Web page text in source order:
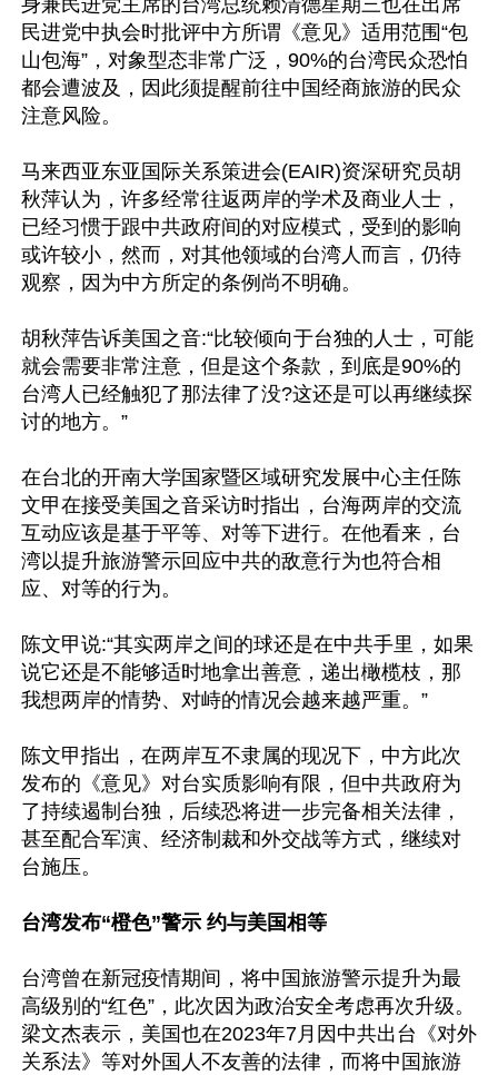
身兼民进党主席的台湾总统赖清德星期三也在出席
民进党中执会时批评中方所谓《意见》适用范围“包
山包海”，对象型态非常广泛，90%的台湾民众恐怕
都会遭波及，因此须提醒前往中国经商旅游的民众
注意风险。
马来西亚东亚国际关系策进会(EAIR)资深研究员胡
秋萍认为，许多经常往返两岸的学术及商业人士，
已经习惯于跟中共政府间的对应模式，受到的影响
或许较小，然而，对其他领域的台湾人而言，仍待
观察，因为中方所定的条例尚不明确。
胡秋萍告诉美国之音:“比较倾向于台独的人士，可能
就会需要非常注意，但是这个条款，到底是90%的
台湾人已经触犯了那法律了没?这还是可以再继续探
讨的地方。”
在台北的开南大学国家暨区域研究发展中心主任陈
文甲在接受美国之音采访时指出，台海两岸的交流
互动应该是基于平等、对等下进行。在他看来，台
湾以提升旅游警示回应中共的敌意行为也符合相
应、对等的行为。
陈文甲说:“其实两岸之间的球还是在中共手里，如果
说它还是不能够适时地拿出善意，递出橄榄枝，那
我想两岸的情势、对峙的情况会越来越严重。”
陈文甲指出，在两岸互不隶属的现况下，中方此次
发布的《意见》对台实质影响有限，但中共政府为
了持续遏制台独，后续恐将进一步完备相关法律，
甚至配合军演、经济制裁和外交战等方式，继续对
台施压。
台湾发布“橙色”警示 约与美国相等
台湾曾在新冠疫情期间，将中国旅游警示提升为最
高级别的“红色”，此次因为政治安全考虑再次升级。
梁文杰表示，美国也在2023年7月因中共出台《对外
关系法》等对外国人不友善的法律，而将中国旅游